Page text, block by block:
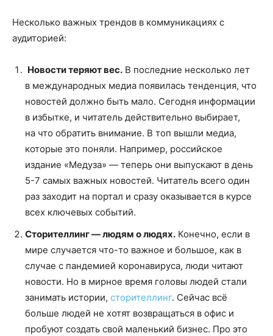
Несколько важных трендов в коммуникациях с
аудиторией:
Новости теряют вес. В последние несколько лет
в международных медиа появилась тенденция, что
новостей должно быть мало. Сегодня информации
в избытке, и читатель действительно выбирает,
на что обратить внимание. В топ вышли медиа,
которые это поняли. Например, российское
издание «Медуза» — теперь они выпускают в день
5-7 самых важных новостей. Читатель всего один
раз заходит на портал и сразу оказывается в курсе
всех ключевых событий.
Сторителлинг — людям о людях. Конечно, если в
мире случается что-то важное и большое, как в
случае с пандемией коронавируса, люди читают
новости. Но в мирное время головы людей стали
занимать истории, сторителлинг. Сейчас всё
больше людей не хотят возвращаться в офис и
пробуют создать свой маленький бизнес. Про это